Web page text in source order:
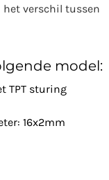
verschil tussen
model:
TPT sturing
16x2mm